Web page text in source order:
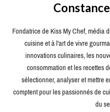
Fondatrice de Kiss My Chef, média
cuisine et à l'art de vivre
innovations culinaires, les
consommation et les recettes
sélectionner, analyser et mettre
comptent pour les passionnés de
du